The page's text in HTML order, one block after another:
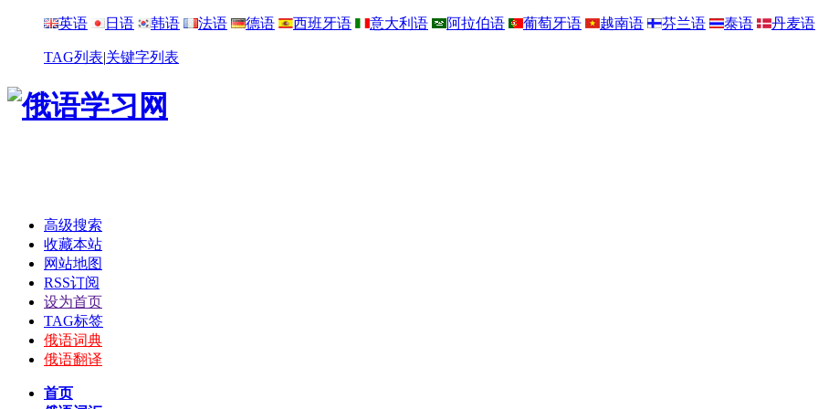
英语 日语 韩语 法语 德语 西班牙语 意大利语 阿拉伯语 葡萄牙语 越南语 芬兰语 泰语 丹麦语
TAG列表|关键字列表
高级搜索
收藏本站
网站地图
RSS订阅
设为首页
TAG标签
俄语词典
俄语翻译
首页